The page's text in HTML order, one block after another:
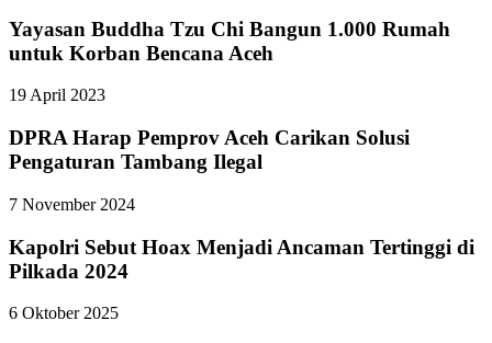
Yayasan Buddha Tzu Chi Bangun 1.000 Rumah
untuk Korban Bencana Aceh
19 April 2023
DPRA Harap Pemprov Aceh Carikan Solusi
Pengaturan Tambang Ilegal
7 November 2024
Kapolri Sebut Hoax Menjadi Ancaman Tertinggi di
Pilkada 2024
6 Oktober 2025